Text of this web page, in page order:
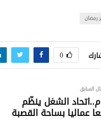
رمضان
0
السابق
الشغل ينظّم
عماليا بساحة القصبة